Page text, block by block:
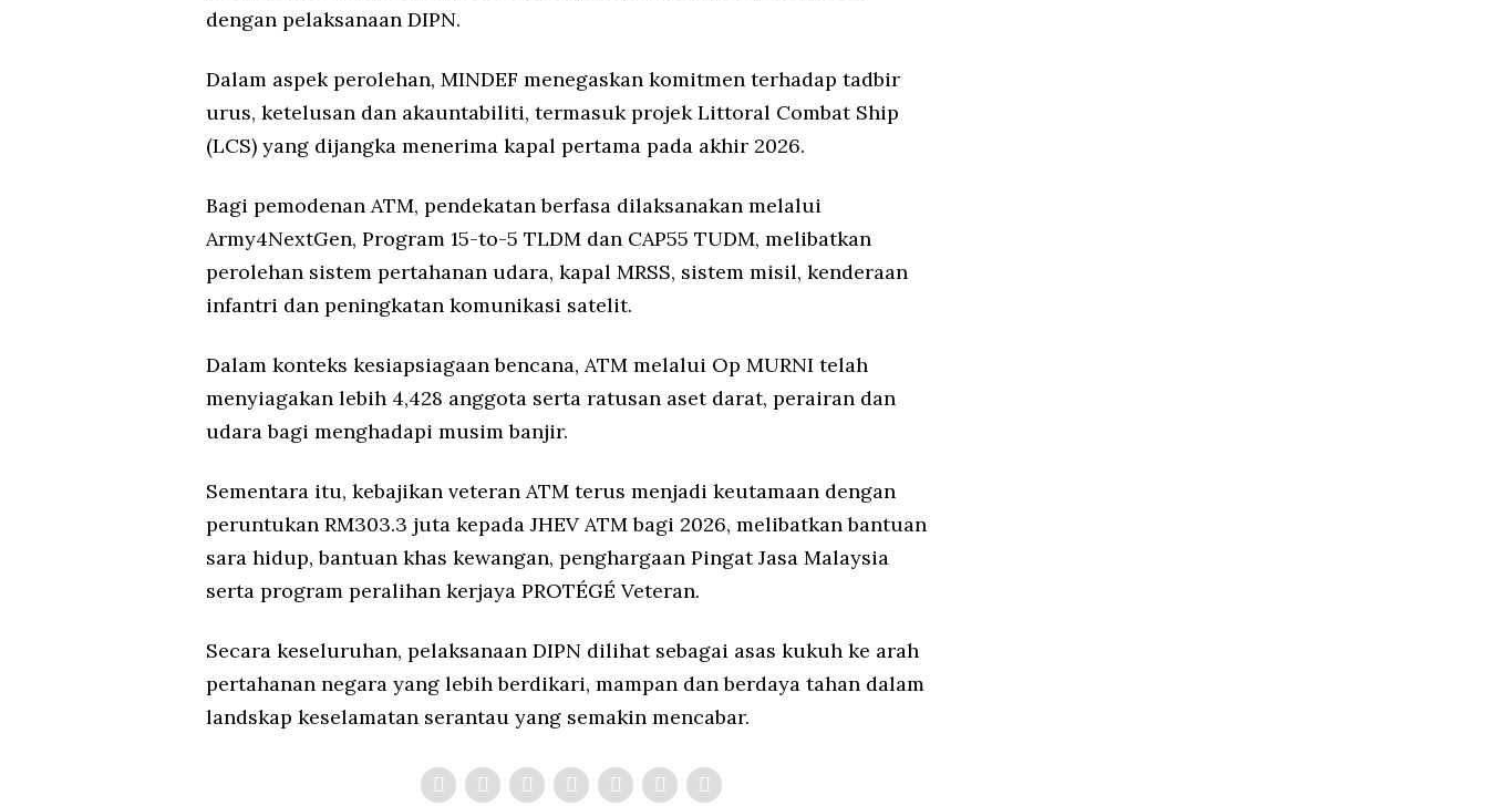
dengan pelaksanaan DIPN.
Dalam aspek perolehan, MINDEF menegaskan komitmen terhadap tadbir
urus, ketelusan dan akauntabiliti, termasuk projek Littoral Combat Ship
(LCS) yang dijangka menerima kapal pertama pada akhir 2026.
Bagi pemodenan ATM, pendekatan berfasa dilaksanakan melalui
Army4NextGen, Program 15-to-5 TLDM dan CAP55 TUDM, melibatkan
perolehan sistem pertahanan udara, kapal MRSS, sistem misil, kenderaan
infantri dan peningkatan komunikasi satelit.
Dalam konteks kesiapsiagaan bencana, ATM melalui Op MURNI telah
menyiagakan lebih 4,428 anggota serta ratusan aset darat, perairan dan
udara bagi menghadapi musim banjir.
Sementara itu, kebajikan veteran ATM terus menjadi keutamaan dengan
peruntukan RM303.3 juta kepada JHEV ATM bagi 2026, melibatkan bantuan
sara hidup, bantuan khas kewangan, penghargaan Pingat Jasa Malaysia
serta program peralihan kerjaya PROTÉGÉ Veteran.
Secara keseluruhan, pelaksanaan DIPN dilihat sebagai asas kukuh ke arah
pertahanan negara yang lebih berdikari, mampan dan berdaya tahan dalam
landskap keselamatan serantau yang semakin mencabar.